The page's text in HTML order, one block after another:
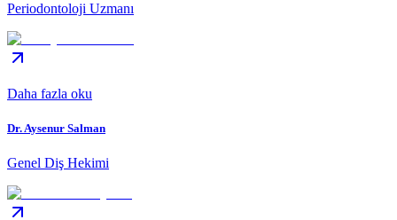
Periodontoloji Uzmanı
Daha fazla oku
Dr. Aysenur Salman
Genel Diş Hekimi